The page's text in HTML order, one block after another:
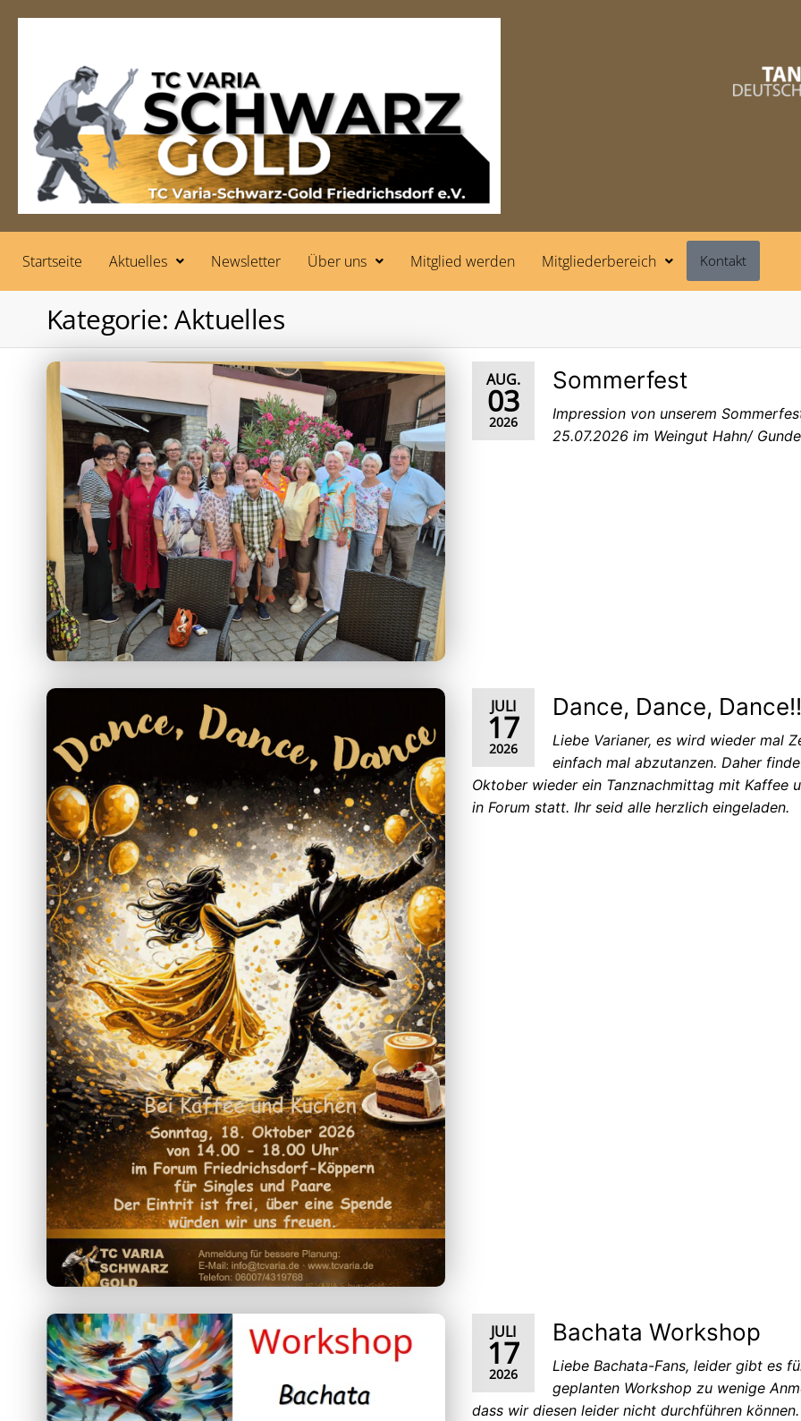
Startseite Aktuelles Newsletter Über uns Mitglied werden Mitgliederbereich Kontakt
Kategorie:Aktuelles
AUG.
03
2026
Sommerfest
Impression von unserem
25.07.2026 im Weingut Hahn/
JULI
17
2026
Dance, Dance,
Liebe Varianer, es wird wieder mal
einfach mal abzutanzen. Daher
Oktober wieder ein Tanznachmittag mit Kaffee
in Forum statt. Ihr seid alle herzlich eingeladen.
JULI
17
2026
Bachata Workshop
Liebe Bachata-Fans, leider gibt es
geplanten Workshop zu wenige
dass wir diesen leider nicht durchführen können.